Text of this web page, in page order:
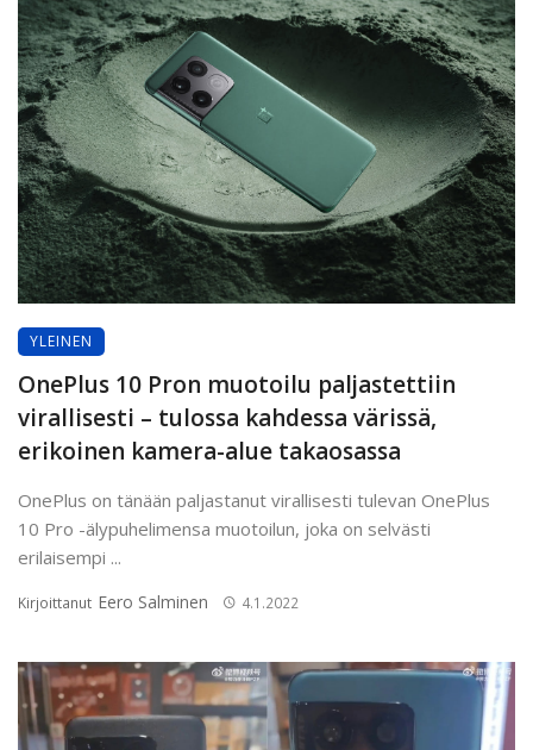
YLEINEN
OnePlus 10 Pron muotoilu paljastettiin
virallisesti – tulossa kahdessa värissä,
erikoinen kamera-alue takaosassa
OnePlus on tänään paljastanut virallisesti tulevan OnePlus
10 Pro -älypuhelimensa muotoilun, joka on selvästi
erilaisempi ...
Kirjoittanut Eero Salminen 4.1.2022